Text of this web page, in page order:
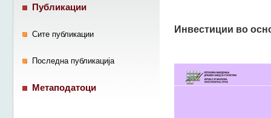
Инвестиции во
Публикации
Сите публикации
Последна публикација
Метаподатоци